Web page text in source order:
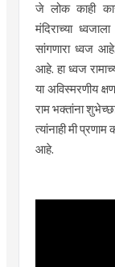
जे लोक काही
मंदिराच्या
सांगणारा ध्वज
आहे. हा ध्वज
या अविस्मरणीय
राम भक्तांना
त्यांनाही मी
आहे.